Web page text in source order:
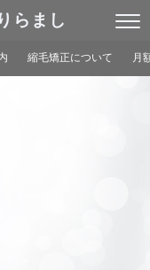
らまし
縮毛矯正について 月